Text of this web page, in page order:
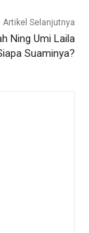
Artikel Selanjutnya
Ning Umi Laila
Suaminya?